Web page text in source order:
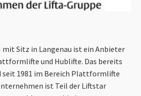
mit Sitz in Langenau ist ein Anbieter
und Hublifte. Das bereits
seit 1981 im Bereich Plattformlifte
ist Teil der Liftstar